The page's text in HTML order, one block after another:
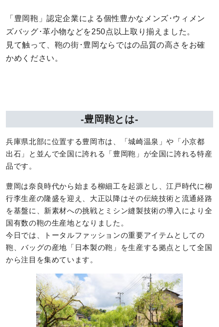
「豊岡鞄」認定企業による個性豊かなメンズ･ウィメン
ズバッグ･革小物などを250点以上取り揃えました。
見て触って、鞄の街･豊岡ならではの品質の高さをお確
かめください。
-豊岡鞄とは-
兵庫県北部に位置する豊岡市は、「城崎温泉」や「小京都
出石」と並んで全国に誇れる「豊岡鞄」が全国に誇れる特産
品です。
豊岡は奈良時代から始まる柳細工を起源とし、江戸時代に柳
行李生産の隆盛を迎え、大正以降はその伝統技術と流通経路
を基盤に、新素材への挑戦とミシン縫製技術の導入により全
国有数の鞄の生産地となりました。
今日では、トータルファッションの重要アイテムとしての
鞄、バッグの産地「日本製の鞄」を生産する拠点として全国
から注目を集めています。